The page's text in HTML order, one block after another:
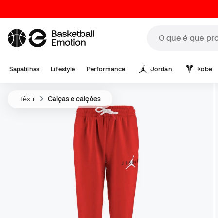
Sapatilhas Lifestyle Performance Jordan Kobe
Têxtil Calças e calções